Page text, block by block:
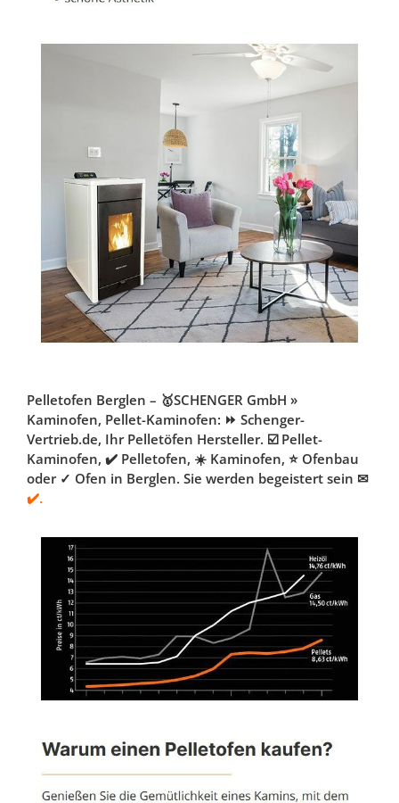
Pelletofen Berglen – 🥇SCHENGER GmbH »
Kaminofen, Pellet-Kaminofen: ⏩ Schenger-
Vertrieb.de, Ihr Pelletöfen Hersteller. ☑️ Pellet-
Kaminofen, ✔️ Pelletofen, ☀️ Kaminofen, ⭐ Ofenbau
oder ✓ Ofen in Berglen. Sie werden begeistert sein ✉
✔️.